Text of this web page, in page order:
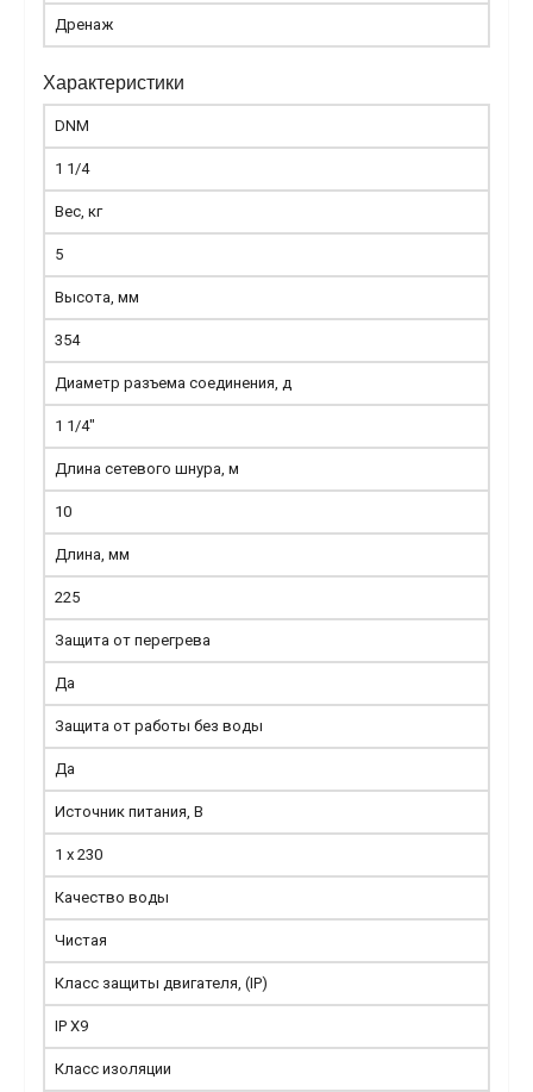
Дренаж
Характеристики
DNM
1 1/4
Вес, кг
5
Высота, мм
354
Диаметр разъема соединения, д
1 1/4"
Длина сетевого шнура, м
10
Длина, мм
225
Защита от перегрева
Да
Защита от работы без воды
Да
Источник питания, В
1 x 230
Качество воды
Чистая
Класс защиты двигателя, (IP)
IP X9
Класс изоляции